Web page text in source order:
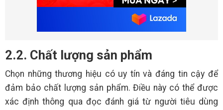
2.2. Chất lượng sản phẩm
Chọn những thương hiệu có uy tín và đáng tin cậy để
đảm bảo chất lượng sản phẩm. Điều này có thể được
xác định thông qua đọc đánh giá từ người tiêu dùng